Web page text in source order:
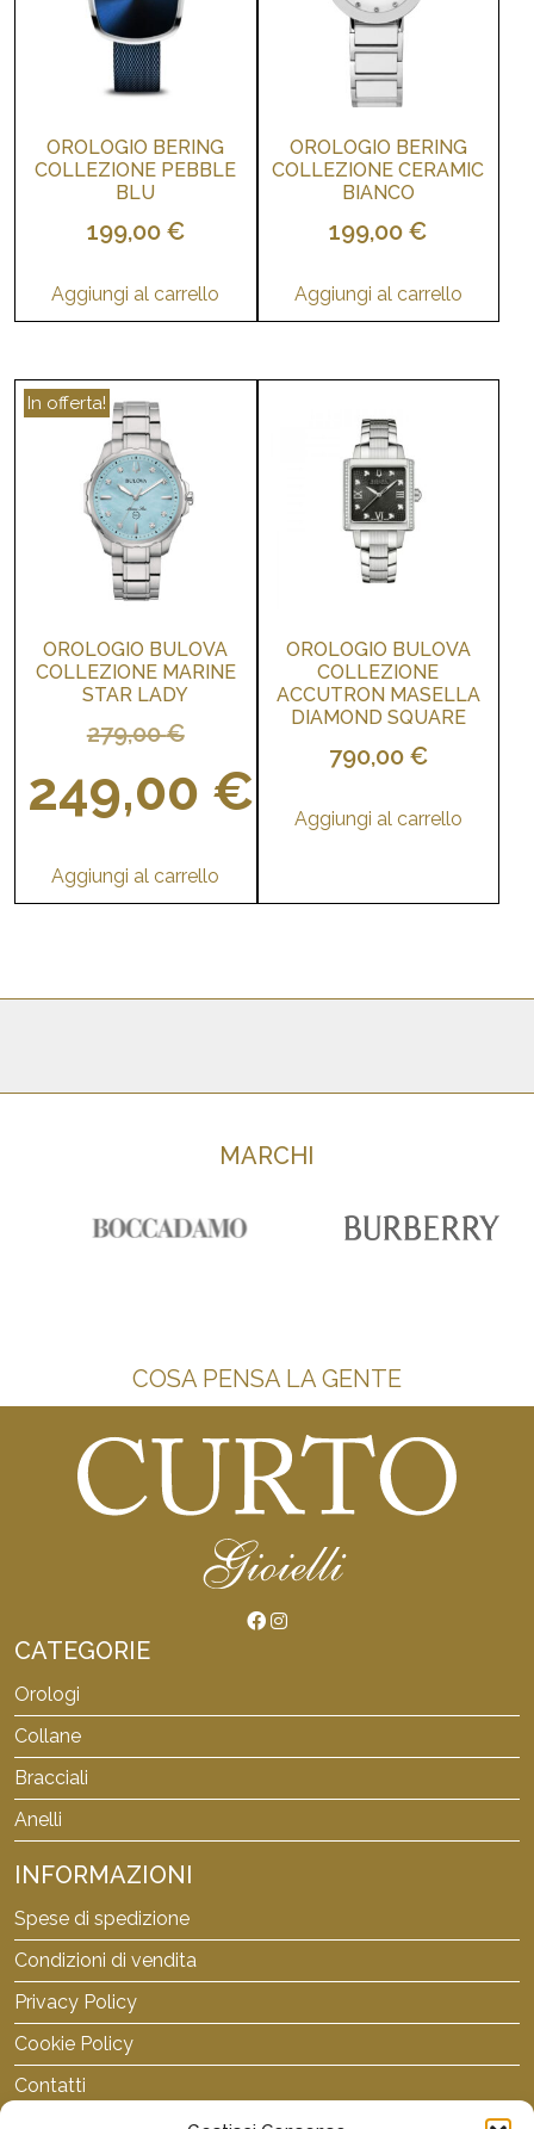
OROLOGIO BERING
COLLEZIONE PEBBLE
BLU
199,00 €
Aggiungi al carrello
OROLOGIO BERING
COLLEZIONE CERAMIC
BIANCO
199,00€
Aggiungi al carrello
In offerta!
OROLOGIO BULOVA
COLLEZIONE MARINE
STAR LADY
279,00€Il
prezzo
originale
279,00 €.
249,00 €
prezzo
Aggiungi al carrello
OROLOGIO BULOVA
COLLEZIONE
ACCUTRON MASELLA
DIAMOND SQUARE
790,00 €
Aggiungi al carrello
MARCHI
COSA PENSA LA GENTE
CATEGORIE
Orologi
Collane
Bracciali
Anelli
INFORMAZIONI
Spese di spedizione
Condizioni di vendita
Privacy Policy
Cookie Policy
Contatti